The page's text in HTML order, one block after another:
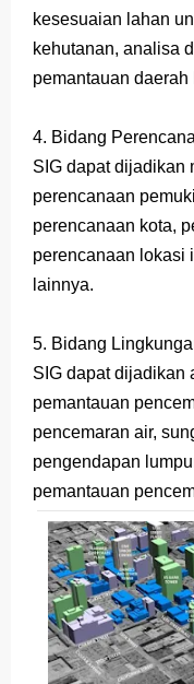
kesesuaian lahan
kehutanan, analisa
pemantauan
4. Bidang
SIG dapat dijadikan
perencanaan
perencanaan kota,
perencanaan lokasi
lainnya.
5. Bidang
SIG dapat dijadikan
pemantauan
pencemaran air,
pengendapan
pemantauan